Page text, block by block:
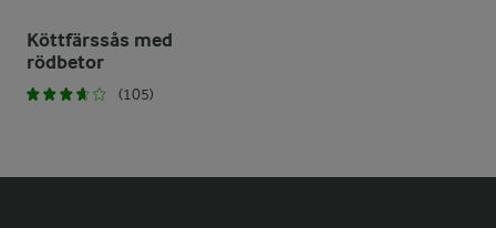
Köttfärssås med
rödbetor
(105)